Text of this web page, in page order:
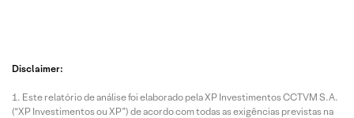
Disclaimer:
Este relatório de análise foi elaborado pela XP Investimentos CCTVM S.A.
(“XP Investimentos ou XP”) de acordo com todas as exigências previstas na